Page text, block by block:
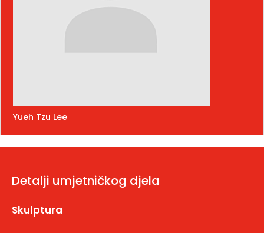
Yueh Tzu Lee
Detalji umjetničkog djela
Skulptura